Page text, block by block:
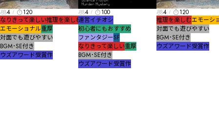
4
120
なりきって楽しい推理を楽しむ
エモーショナル重厚
対面でも遊びやすい
BGM･SE付き
ウズアワード受賞作
4
100
運営イチオシ
初心者にもおすすめ
ファンタジーSF
なりきって楽しい重厚
BGM･SE付き
ウズアワード受賞作
4
120
推理を楽しむエモーシ
対面でも遊びやすい
BGM･SE付き
ウズアワード受賞作